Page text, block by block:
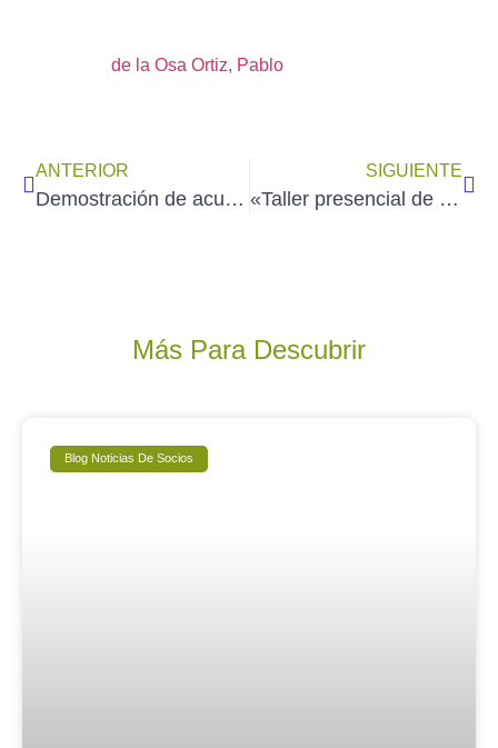
de la Osa Ortiz, Pablo
ANTERIOR
Demostración de acuarela de JAVIER ZORRILLA en la Agrupación de Acuarelistas de Asturias en Gijón (20 de febrero de 2026)
SIGUIENTE
«Taller presencial de Paisaje Imaginado» impartido por ENRIQUE ALDA en Madrid (sábado 21 de marzo de 2026)
Más Para Descubrir
Blog Noticias De Socios